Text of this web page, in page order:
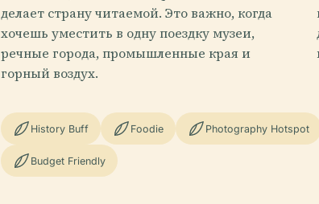
делает страну читаемой. Это важно, когда
хочешь уместить в одну поездку музеи,
речные города, промышленные края и
горный воздух.
History Buff Foodie Photography Hotspot
Budget Friendly